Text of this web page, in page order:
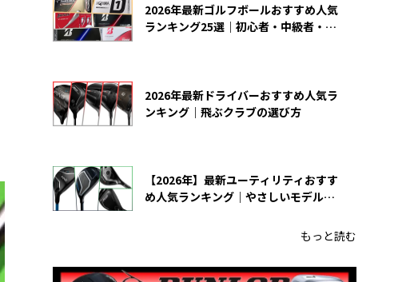
2026年最新ゴルフボールおすすめ人気
ランキング25選｜初心者・中級者・上
2026年最新ドライバーおすすめ人気ラ
ンキング｜飛ぶクラブの選び方
【2026年】最新ユーティリティおすす
め人気ランキング｜やさしいモデルの
もっと読む